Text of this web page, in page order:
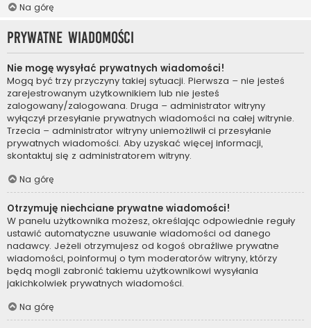
Na górę
Prywatne wiadomości
Nie mogę wysyłać prywatnych wiadomości!
Mogą być trzy przyczyny takiej sytuacji. Pierwsza – nie jesteś
zarejestrowanym użytkownikiem lub nie jesteś
zalogowany/zalogowana. Druga – administrator witryny
wyłączył przesyłanie prywatnych wiadomości na całej witrynie.
Trzecia – administrator witryny uniemożliwił ci przesyłanie
prywatnych wiadomości. Aby uzyskać więcej informacji,
skontaktuj się z administratorem witryny.
Na górę
Otrzymuję niechciane prywatne wiadomości!
W panelu użytkownika możesz, określając odpowiednie reguły
ustawić automatyczne usuwanie wiadomości od danego
nadawcy. Jeżeli otrzymujesz od kogoś obraźliwe prywatne
wiadomości, poinformuj o tym moderatorów witryny, którzy
będą mogli zabronić takiemu użytkownikowi wysyłania
jakichkolwiek prywatnych wiadomości.
Na górę